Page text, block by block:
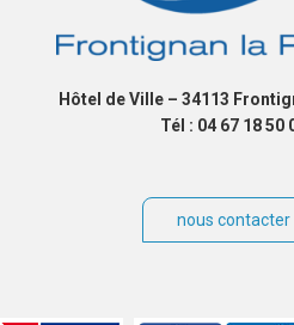
Hôtel de Ville – 34113
Tél : 04 67 18 50
nous contacter